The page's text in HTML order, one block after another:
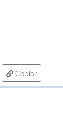
Copiar
para área